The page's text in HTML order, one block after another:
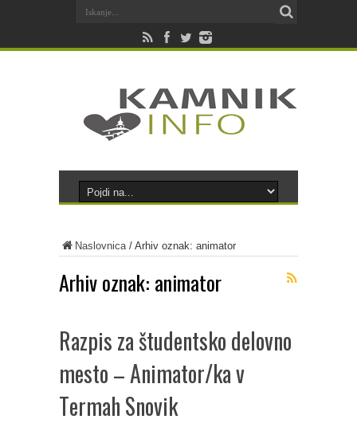
Naslovnica/ Arhiv oznak: animator
Arhiv oznak: animator
Razpis za študentsko delovno
mesto – Animator/ka v
Termah Snovik